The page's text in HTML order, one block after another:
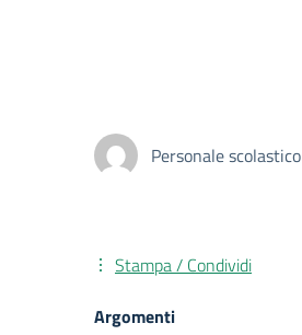
Personale scolastico
Stampa / Condividi
Argomenti